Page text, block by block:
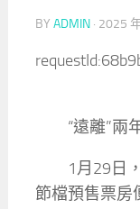
BY ADMIN · 2025
“遠離”兩年
1月29日，
節檔預售票房